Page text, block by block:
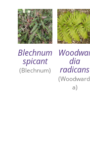
Blechnum
spicant
(Blechnum)
dia
radicans
a)